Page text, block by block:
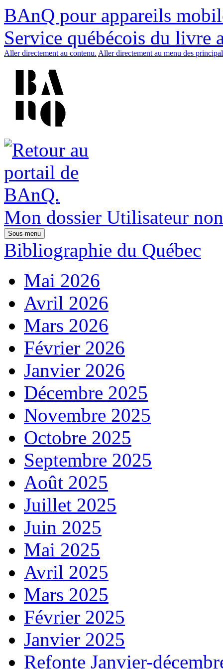
BAnQ pour appareils
Service québécois du livre
Aller directement au contenu. Aller directement au menu des
Mon dossier Utilisateur
Sous-menu
Bibliographie du Québec
Mai 2026
Avril 2026
Mars 2026
Février 2026
Janvier 2026
Décembre 2025
Novembre 2025
Octobre 2025
Septembre 2025
Août 2025
Juillet 2025
Juin 2025
Mai 2025
Avril 2025
Mars 2025
Février 2025
Janvier 2025
Refonte Janvier-